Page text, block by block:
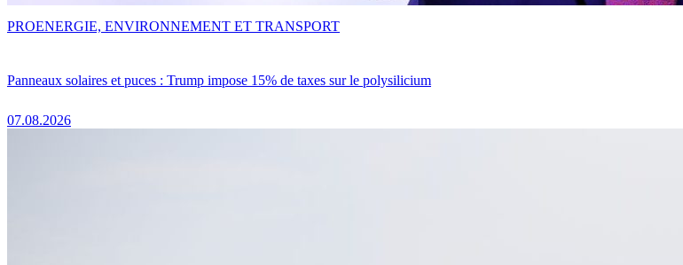
Panneaux solaires et puces : Trump impose 15% de taxes sur le polysilicium
07.08.2026
PROENERGIE, ENVIRONNEMENT ET TRANSPORT